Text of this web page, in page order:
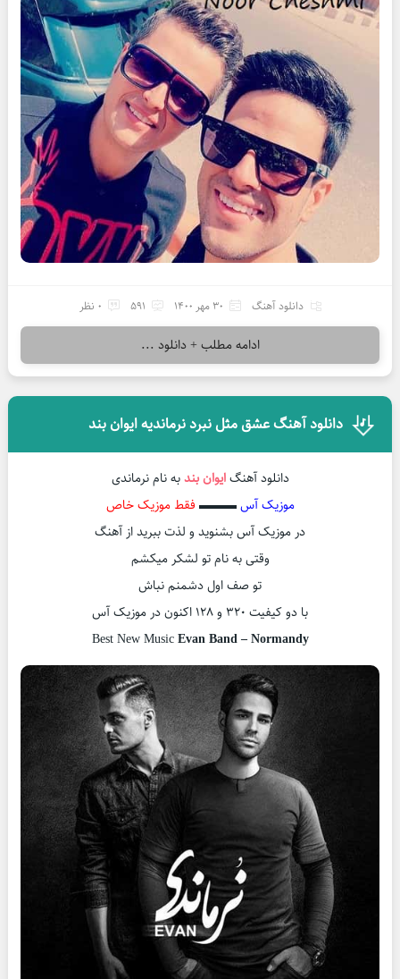
دانلود آهنگ 30 مهر 1400 591 0 نظر
ادامه مطلب + دانلود ...
دانلود آهنگ عشق مثل نبرد نرماندیه ایوان بند
دانلود آهنگایوان بندبه نام نرماندی
موزیک آس▬▬▬ فقط موزیک خاص
در موزیک آس بشنوید و لذت ببرید از آهنگ
وقتی به نام تو لشکر میکشم
تو صف اول دشمنم نباش
با دو کیفیت ۳۲۰ و ۱۲۸ اکنون در موزیک آس
Best New MusicEvan Band – Normandy